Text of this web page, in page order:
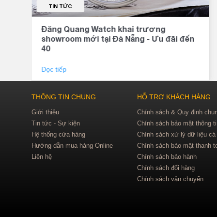
Giá thành
Một vấn đề
chất lượng và giá
Khi mua đồng
chỉ bán đồng
chính hãng phù
TIN TỨC
Đăng Quang Watch khai trương
showroom mới tại Đà Nẵng - Ưu đãi đến
40
Đọc tiếp
THÔNG TIN CHUNG
Giới thiệu
Tin tức - Sự kiện
Hệ thống cửa hàng
Hướng dẫn mua hàng Online
Liên hệ
HỖ TRỢ KHÁCH HÀNG
Chính sách & Quy định
Chính sách bảo mật thông
Chính sách xử lý dữ liệu cá
Chính sách bảo mật thanh
Chính sách bảo hành
Chính sách đổi hàng
Chính sách vận chuyển